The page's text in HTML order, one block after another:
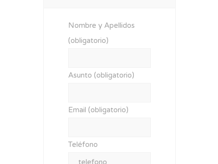
Nombre y Apellidos
(obligatorio)
Asunto (obligatorio)
Email (obligatorio)
Teléfono